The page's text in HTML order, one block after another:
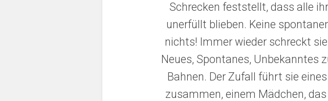
Schrecken feststellt, dass alle
unerfüllt blieben. Keine
nichts! Immer wieder schreckt
Neues, Spontanes, Unbekanntes
Bahnen. Der Zufall führt sie
zusammen, einem Mädchen,